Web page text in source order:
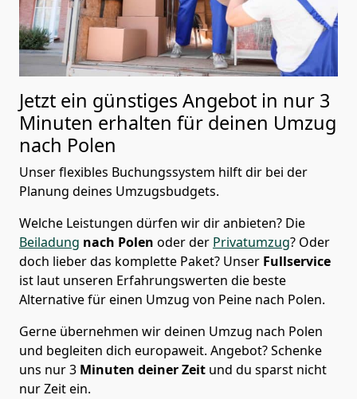
Jetzt ein günstiges Angebot in nur 3
Minuten erhalten für deinen Umzug
nach Polen
Unser flexibles Buchungssystem hilft dir bei der
Planung deines Umzugsbudgets.
Welche Leistungen dürfen wir dir anbieten? Die
Beiladung nach Polen oder der Privatumzug? Oder
doch lieber das komplette Paket? Unser Fullservice
ist laut unseren Erfahrungswerten die beste
Alternative für einen Umzug von Peine nach Polen.
Gerne übernehmen wir deinen Umzug nach Polen
und begleiten dich europaweit. Angebot? Schenke
uns nur3 Minuten deiner Zeit und du sparst nicht
nur Zeit ein.